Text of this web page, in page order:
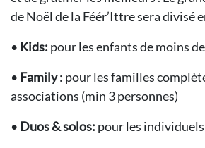
de Noël de la Féér’Ittre sera divisé
• Kids: pour les enfants de moins
• Family: pour les familles
associations (min 3 personnes)
• Duos & solos: pour les